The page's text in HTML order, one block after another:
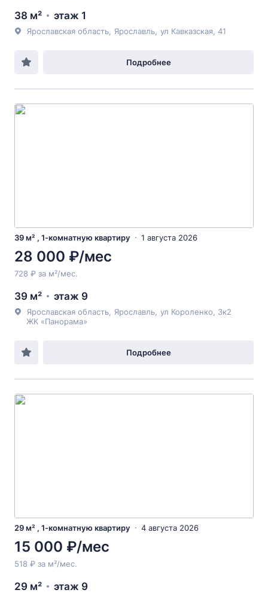
38 м² этаж 1
Ярославская область Ярославль ул Кавказская , 41
Подробнее
39 м² , 1-комнатную квартиру 1 августа 2026
28 000 ₽/мес
728 ₽ за м²/мес.
39 м² этаж 9
Ярославская область Ярославль ул Короленко , 3к2
ЖК «Панорама»
Подробнее
29 м² , 1-комнатную квартиру 4 августа 2026
15 000 ₽/мес
518 ₽ за м²/мес.
29 м² этаж 9